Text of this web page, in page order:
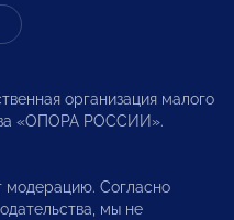
организация малого
«ОПОРА РОССИИ».
модерацию. Согласно
мы не